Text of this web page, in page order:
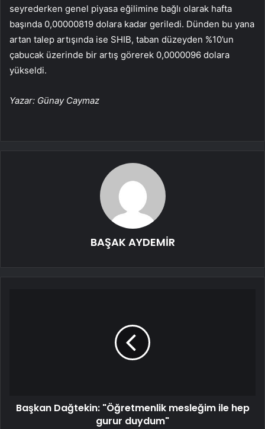
seyrederken genel piyasa eğilimine bağlı olarak hafta
başında 0,00000819 dolara kadar geriledi. Dünden bu yana
artan talep artışında ise SHIB, taban düzeyden %10’un
çabucak üzerinde bir artış görerek 0,0000096 dolara
yükseldi.
Yazar: Günay Caymaz
BAŞAK AYDEMİR
Başkan Dağtekin: "Öğretmenlik mesleğim ile hep
gurur duydum"